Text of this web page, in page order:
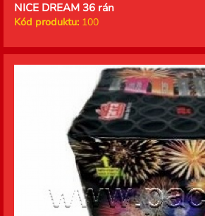
NICE DREAM 36 rán
Kód produktu: 100